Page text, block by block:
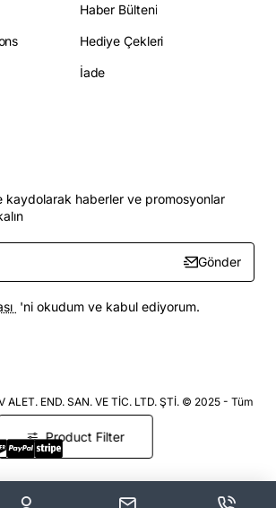
Haber Bülteni
Hediye Çekleri
İade
kaydolarak haberler ve promosyonlar
Gönder
'ni okudum ve kabul ediyorum.
ALET. END. SAN. VE TİC. LTD. ŞTİ. © 2025 - Tüm
Product Filter